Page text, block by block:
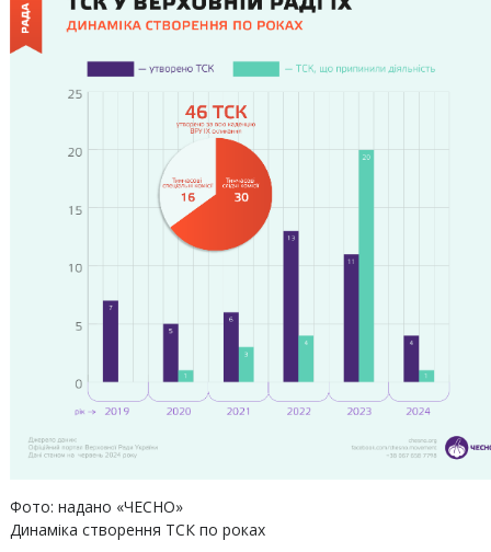
Фото: надано «ЧЕСНО»
Динаміка створення ТСК по роках